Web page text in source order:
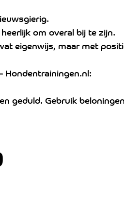
om overal bij te zijn.
eigenwijs, maar met
Hondentrainingen.nl:
geduld. Gebruik